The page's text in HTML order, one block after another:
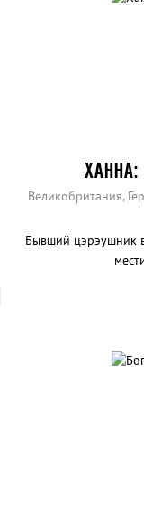
Великобритания,
Бывший цэрэушник